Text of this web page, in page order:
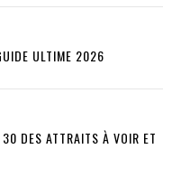
ULTIME 2026
DES ATTRAITS À VOIR ET